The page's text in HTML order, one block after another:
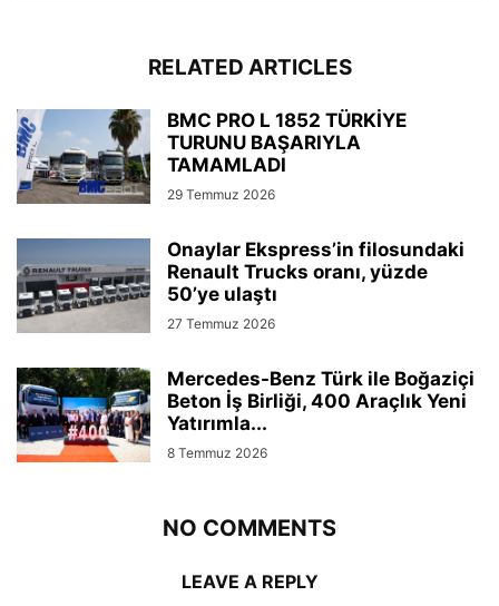
RELATED ARTICLES
BMC PRO L 1852 TÜRKİYE
TURUNU BAŞARIYLA
TAMAMLADI
29 Temmuz 2026
Onaylar Ekspress’in filosundaki
Renault Trucks oranı, yüzde
50’ye ulaştı
27 Temmuz 2026
Mercedes-Benz Türk ile Boğaziçi
Beton İş Birliği, 400 Araçlık Yeni
Yatırımla...
8 Temmuz 2026
NO COMMENTS
LEAVE A REPLY